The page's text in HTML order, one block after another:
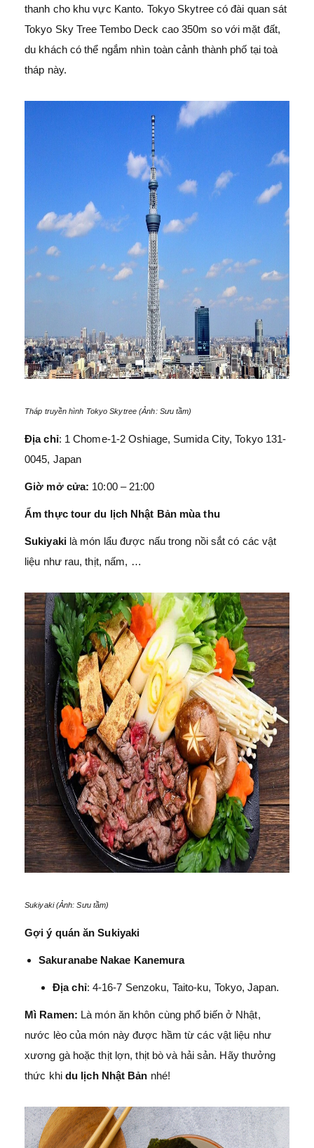
thanh cho khu vực Kanto. Tokyo Skytree có đài quan sát
Tokyo Sky Tree Tembo Deck cao 350m so với mặt đất,
du khách có thể ngắm nhìn toàn cảnh thành phố tại toà
tháp này.
Tháp truyền hình Tokyo Skytree (Ảnh: Sưu tầm)
Địa chỉ: 1 Chome-1-2 Oshiage, Sumida City, Tokyo 131-
0045, Japan
Giờ mở cửa: 10:00 – 21:00
Ẩm thực tour du lịch Nhật Bản mùa thu
Sukiyaki là món lẩu được nấu trong nồi sắt có các vật
liệu như rau, thịt, nấm, …
Sukiyaki (Ảnh: Sưu tầm)
Gợi ý quán ăn Sukiyaki
Sakuranabe Nakae Kanemura
Địa chỉ: 4-16-7 Senzoku, Taito-ku, Tokyo, Japan.
Mì Ramen: Là món ăn khôn cùng phổ biến ở Nhật,
nước lèo của món này được hầm từ các vật liệu như
xương gà hoặc thịt lợn, thịt bò và hải sản. Hãy thưởng
thức khi du lịch Nhật Bản nhé!